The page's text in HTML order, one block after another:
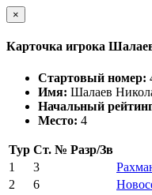
×
Карточка игрока
Стартовый номер:
Имя: Шалаев
Начальный
Место: 4
Тур Ст. № Разр/Зв
1
3
2
6